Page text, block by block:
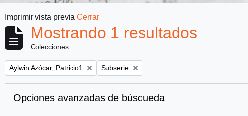
Imprimir vista previa Cerrar
Mostrando 1 resultados
Colecciones
Remove filter:
Aylwin Azócar, Patricio1 Remove filter:
Subserie
Opciones avanzadas de búsqueda